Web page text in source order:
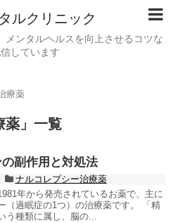
ルクリニック
メンタルヘルスを向上させるコツな
しています
療薬
薬 」 一覧
副作用と対処法
ナルコレプシー治療薬
年から発売されているお薬で、主に
（過眠症の1つ）の治療薬です。 「精
う種類に属し、脳の...